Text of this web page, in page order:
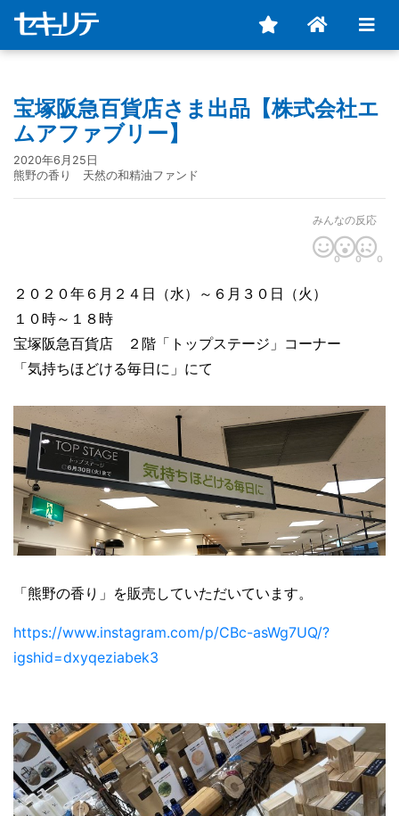
宝塚阪急百貨店さま出品【株式会社エ
ムアファブリー】
2020年6月25日
熊野の香り 天然の和精油ファンド
みんなの反応
0 0 0
２０２０年６月２４日（水）～６月３０日（火）
１０時～１８時
宝塚阪急百貨店 ２階「トップステージ」コーナー
「気持ちほどける毎日に」にて
「熊野の香り」を販売していただいています。
https://www.instagram.com/p/CBc-asWg7UQ/?
igshid=dxyqeziabek3